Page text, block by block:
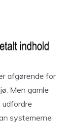
afgørende for
Men gamle
systemerne